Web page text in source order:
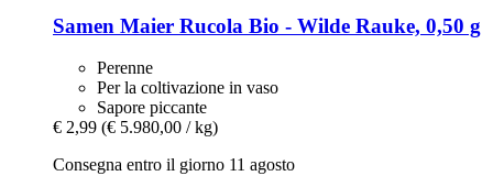
Samen Maier Rucola Bio -​ Wilde Rauke, 0,50 g
Perenne
Per la coltivazione in vaso
Sapore piccante
€ 2,99 (€ 5.980,00 / kg)
Consegna entro il giorno 11 agosto